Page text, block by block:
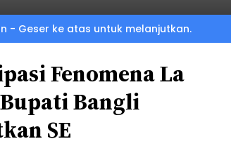
- Geser ke atas untuk melanjutkan.
Fenomena La
Bangli
SE